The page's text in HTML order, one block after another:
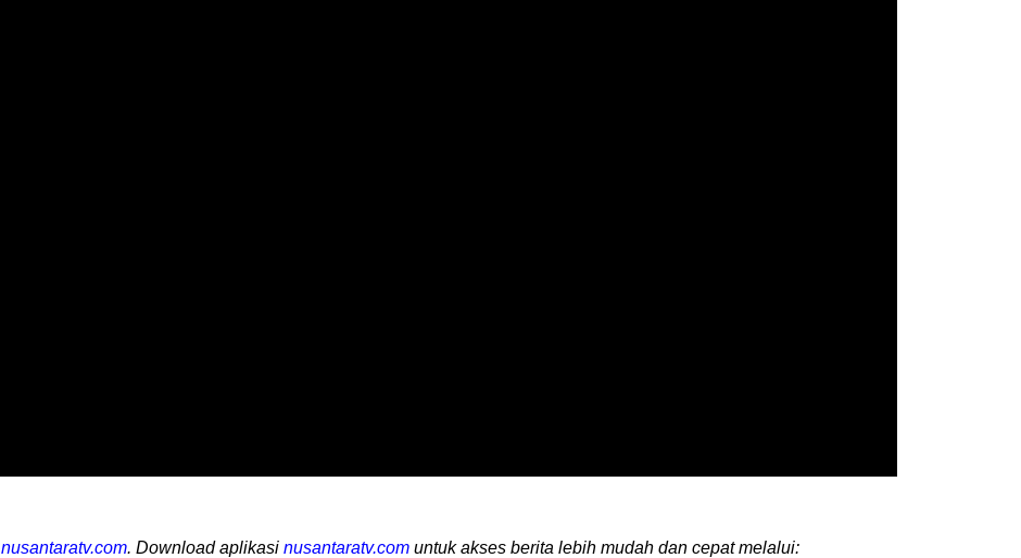
nusantaratv.com. Download aplikasi nusantaratv.com untuk akses berita lebih mudah dan cepat melalui: